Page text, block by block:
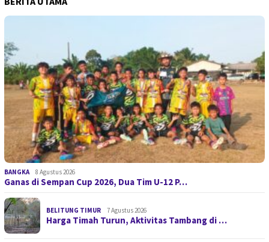
BANGKA 8 Agustus 2026
Ganas di Sempan Cup 2026, Dua Tim U-12 P…
BELITUNG TIMUR 7 Agustus 2026
Harga Timah Turun, Aktivitas Tambang di …